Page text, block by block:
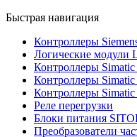
Быстрая навигация
Контроллеры
Логические модули
Контроллеры Simatic
Контроллеры Simatic
Контроллеры Simatic
Реле перегрузки
Блоки питания
Преобразователи